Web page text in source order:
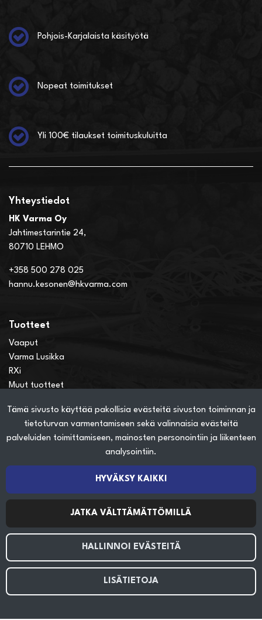
Tämä sivusto käyttää pakollisia evästeitä sivuston toiminnan ja
tietoturvan varmentamiseen sekä valinnaisia evästeitä
palveluiden toimittamiseen, mainosten personointiin ja liikenteen
analysointiin.
HYVÄKSY KAIKKI
JATKA VÄLTTÄMÄTTÖMILLÄ
HALLINNOI EVÄSTEITÄ
LISÄTIETOJA
Pohjois-Karjalaista käsityötä
Nopeat toimitukset
Yli 100€ tilaukset toimituskuluitta
Yhteystiedot
HK Varma Oy
Jahtimestarintie 24,
80710 LEHMO
+358 500 278 025
hannu.kesonen@hkvarma.com
Tuotteet
Vaaput
Varma Lusikka
RXi
Muut tuotteet
Verkkokauppainfo
Näin teet ostoksia verkkokaupassa
Tietosuojaseloste
Seuraa sosiaalisessa mediassa